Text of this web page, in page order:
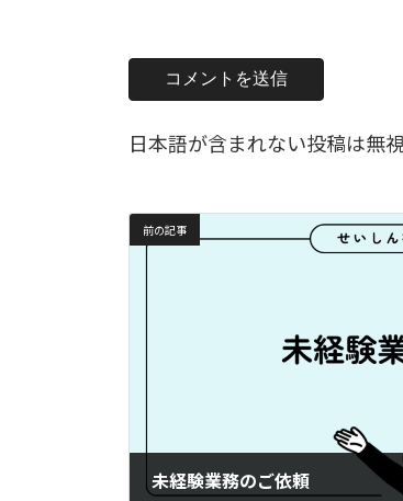
日本語が含まれない投稿は無
前の記事
未経験業務のご依頼